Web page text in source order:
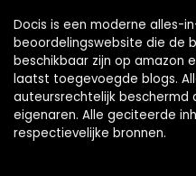
Docis is een moderne alles-
beoordelingswebsite die de
beschikbaar zijn op amazon
laatst toegevoegde blogs.
auteursrechtelijk beschermd
eigenaren. Alle geciteerde
respectievelijke bronnen.